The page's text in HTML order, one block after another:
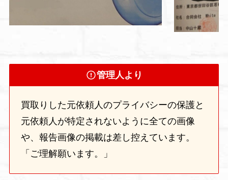
管理人より
買取りした元依頼人のプライバシーの保護と
元依頼人が特定されないように全ての画像
や、報告画像の掲載は差し控えています。
「ご理解願います。」